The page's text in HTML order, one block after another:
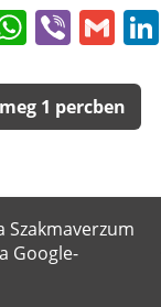
Viber
1 percben
Google-